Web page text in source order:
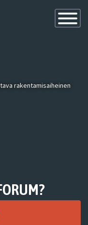
Toggle
rakentamisaiheinen